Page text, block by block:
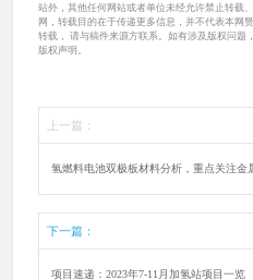
站外，其他任何网站或者单位未经允许禁止转载
网，转载目的在于传递更多信息，并不代表本网
转载， 请与稿件来源方联系。如有涉及版权问题
版权声明。
上一篇：
氢燃料电池双极板材料分析，重点关注金
下一篇：
项目速递：2023年7-11月加氢站项目一览